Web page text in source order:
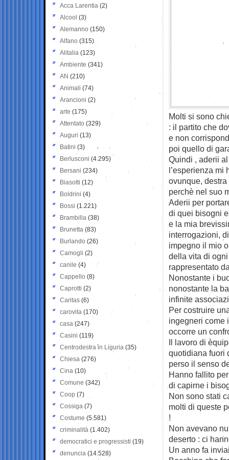
Molti si sono
: il partito che
e non
poi quello di
Quindi , aderii
l’esperienza mi
ovunque,
perchè nel suo
Aderii per
di quei bisogni
e la mia
interrogazioni,
impegno il mio
della vita di
rappresentato
Nonostante i
nonostante la
infinite
Per costruire
ingegneri come
occorre un
Il lavoro di
quotidiana fuori
perso il senso
Hanno fallito
di capirne i
Non sono stati
molti di queste
!
Non avevano
deserto : ci
Un anno fa
Acca Larentia (2)
Alcool (3)
Alemanno (150)
Alfano (315)
Alitalia (123)
Ambiente (341)
AN (210)
Animali (74)
Arancioni (2)
arte (175)
Attentato (329)
Auguri (13)
Batini (3)
Berlusconi (4.295)
Bersani (234)
Biasotti (12)
Boldrini (4)
Bossi (1.221)
Brambilla (38)
Brunetta (83)
Burlando (26)
Camogli (2)
canile (4)
Cappello (8)
Caprotti (2)
Caritas (6)
carovita (170)
casa (247)
Casini (119)
Centrodestra in Liguria (35)
Chiesa (276)
Cina (10)
Comune (342)
Coop (7)
Cossiga (7)
Costume (5.581)
criminalità (1.402)
democratici e progressisti (19)
denuncia (14.528)